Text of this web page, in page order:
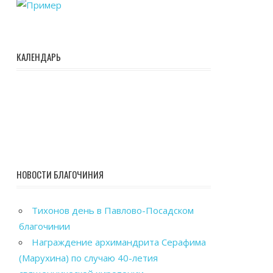
КАЛЕНДАРЬ
НОВОСТИ БЛАГОЧИНИЯ
Тихонов день в Павлово-Посадском
благочинии
Награждение архимандрита Серафима
(Марухина) по случаю 40-летия